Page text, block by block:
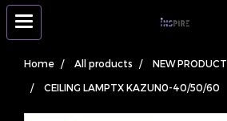
Home All products NEW PRODUCT
CEILING LAMPTX KAZUN0-40/50/60